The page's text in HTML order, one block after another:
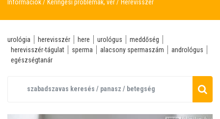
Információk Keringési problémák, vér Herevisszér
urológia herevisszér here urológus
meddőség
herevisszér-tágulat
sperma alacsony spermaszám
andrológus
egészségtanár